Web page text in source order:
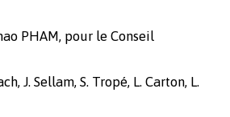
PHAM, pour le Conseil
J. Sellam, S. Tropé, L. Carton, L.